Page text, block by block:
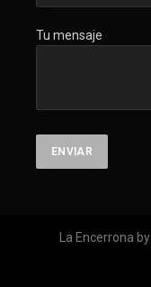
Tu mensaje
La Encerrona by